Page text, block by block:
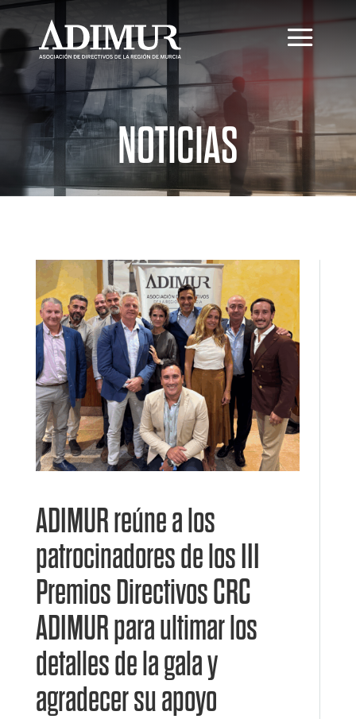
NOTICIAS
ADIMUR reúne a los
patrocinadores de los III
Premios Directivos CRC
ADIMUR para ultimar los
detalles de la gala y
agradecer su apoyo